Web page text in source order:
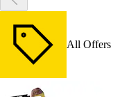
All Offers